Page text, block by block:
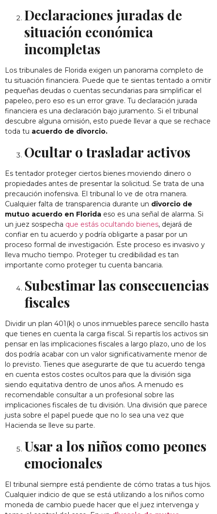
Declaraciones juradas de
situación económica
incompletas
Los tribunales de Florida exigen un panorama completo de
tu situación financiera. Puede que te sientas tentado a omitir
pequeñas deudas o cuentas secundarias para simplificar el
papeleo, pero eso es un error grave. Tu declaración jurada
financiera es una declaración bajo juramento. Si el tribunal
descubre alguna omisión, esto puede llevar a que se rechace
toda tu acuerdo de divorcio.
Ocultar o trasladar activos
Es tentador proteger ciertos bienes moviendo dinero o
propiedades antes de presentar la solicitud. Se trata de una
precaución inofensiva. El tribunal lo ve de otra manera.
Cualquier falta de transparencia durante un divorcio de
mutuo acuerdo en Florida eso es una señal de alarma. Si
un juez sospecha que estás ocultando bienes, dejará de
confiar en tu acuerdo y podría obligarte a pasar por un
proceso formal de investigación. Este proceso es invasivo y
lleva mucho tiempo. Proteger tu credibilidad es tan
importante como proteger tu cuenta bancaria.
Subestimar las consecuencias
fiscales
Dividir un plan 401(k) o unos inmuebles parece sencillo hasta
que tienes en cuenta la carga fiscal. Si repartís los activos sin
pensar en las implicaciones fiscales a largo plazo, uno de los
dos podría acabar con un valor significativamente menor de
lo previsto. Tienes que asegurarte de que tu acuerdo tenga
en cuenta estos costes ocultos para que la división siga
siendo equitativa dentro de unos años. A menudo es
recomendable consultar a un profesional sobre las
implicaciones fiscales de tu división. Una división que parece
justa sobre el papel puede que no lo sea una vez que
Hacienda se lleve su parte.
Usar a los niños como peones
emocionales
El tribunal siempre está pendiente de cómo tratas a tus hijos.
Cualquier indicio de que se está utilizando a los niños como
moneda de cambio puede hacer que el juez intervenga y